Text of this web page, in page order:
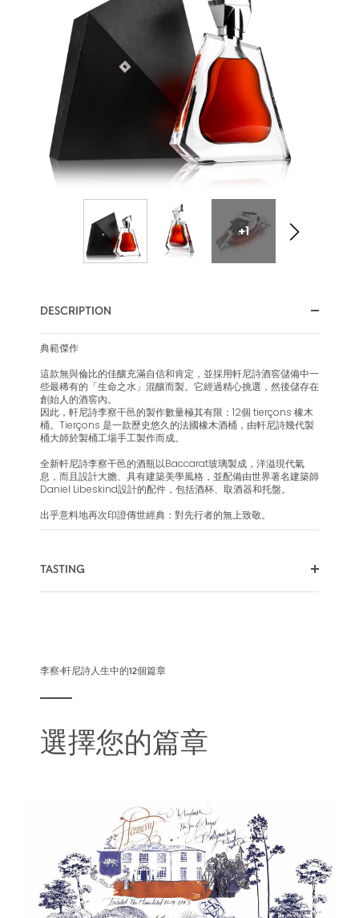
+1
DESCRIPTION
典範傑作
這款無與倫比的佳釀充滿自信和肯定，並採用軒尼詩酒窖儲備中一
些最稀有的「生命之水」混釀而製。它經過精心挑選，然後儲存在
創始人的酒窖內。
因此，軒尼詩李察干邑的製作數量極其有限：12個 tierçons 橡木
桶。Tierçons 是一款歷史悠久的法國橡木酒桶，由軒尼詩幾代製
桶大師於製桶工場手工製作而成。
全新軒尼詩李察干邑的酒瓶以Baccarat玻璃製成，洋溢現代氣
息，而且設計大膽、具有建築美學風格，並配備由世界著名建築師
Daniel Libeskind設計的配件，包括酒杯、取酒器和托盤。
出乎意料地再次印證傳世經典：對先行者的無上致敬。
TASTING
琥珀色澤呈現出純淨與溫暖的飽和感，預告著令人無
法抵擋的勁道即將到來。
李察·軒尼詩人生中的12個篇章
選擇您的篇章